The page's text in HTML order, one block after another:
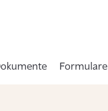
Formulare